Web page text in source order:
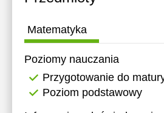
Matematyka
Poziomy nauczania
Przygotowanie do
Poziom podstawowy